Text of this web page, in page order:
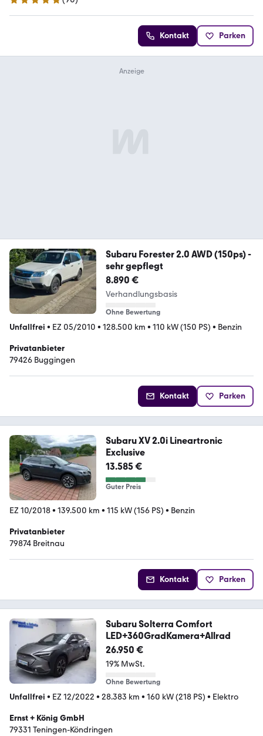
4.8 Sterne
Kontakt Parken
Subaru Forester 2.0 AWD (150ps) -
sehr gepflegt
8.890 €
Verhandlungsbasis
Ohne Bewertung
Unfallfrei • EZ 05/2010 • 128.500 km • 110 kW (150 PS) • Benzin
Privatanbieter
79426 Buggingen
Kontakt Parken
Subaru XV 2.0i Lineartronic
Exclusive
13.585 €
Guter Preis
EZ 10/2018• 139.500 km • 115 kW (156 PS) • Benzin
Privatanbieter
79874 Breitnau
Kontakt Parken
Subaru Solterra Comfort
LED+360GradKamera+Allrad
26.950 €
19% MwSt.
Ohne Bewertung
Unfallfrei • EZ 12/2022 • 28.383 km • 160 kW (218 PS) • Elektro
Ernst + König GmbH
79331 Teningen-Köndringen